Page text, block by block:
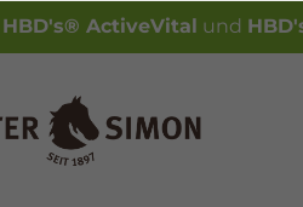
HBD's® ActiveVital und